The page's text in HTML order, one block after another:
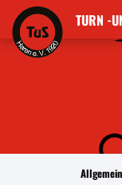
TURN -